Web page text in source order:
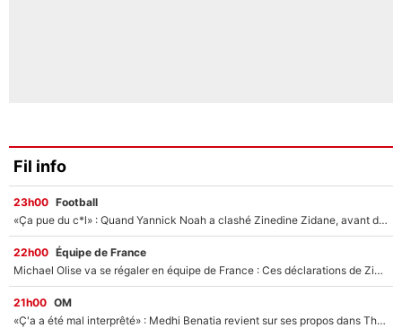
Fil info
23h00 Football
«Ça pue du c*l» : Quand Yannick Noah a clashé Zinedine Zidane, avant de se faire recadrer par le nouveau sélectionneur de l'équipe de France !
22h00 Équipe de France
Michael Olise va se régaler en équipe de France : Ces déclarations de Zinedine Zidane qui prouvent qu'il va tout miser sur la star du Bayern Munich !
21h00 OM
«Ç'a a été mal interprêté» : Medhi Benatia revient sur ses propos dans The Bridge et précise ses conditions pour rejoindre le PSG !